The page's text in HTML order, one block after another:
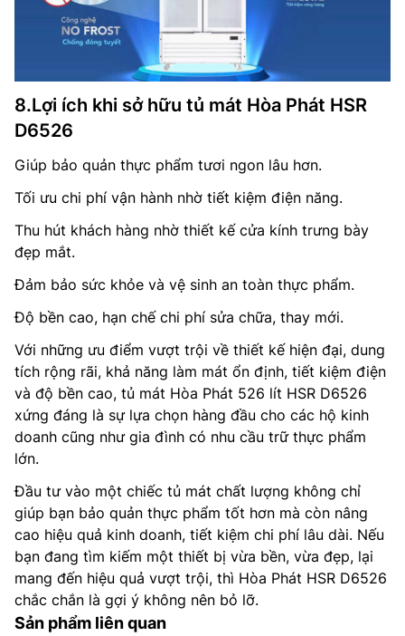
8.Lợi ích khi sở hữu tủ mát Hòa Phát HSR
D6526
Giúp bảo quản thực phẩm tươi ngon lâu hơn.
Tối ưu chi phí vận hành nhờ tiết kiệm điện năng.
Thu hút khách hàng nhờ thiết kế cửa kính trưng bày
đẹp mắt.
Đảm bảo sức khỏe và vệ sinh an toàn thực phẩm.
Độ bền cao, hạn chế chi phí sửa chữa, thay mới.
Với những ưu điểm vượt trội về thiết kế hiện đại, dung
tích rộng rãi, khả năng làm mát ổn định, tiết kiệm điện
và độ bền cao, tủ mát Hòa Phát 526 lít HSR D6526
xứng đáng là sự lựa chọn hàng đầu cho các hộ kinh
doanh cũng như gia đình có nhu cầu trữ thực phẩm
lớn.
Đầu tư vào một chiếc tủ mát chất lượng không chỉ
giúp bạn bảo quản thực phẩm tốt hơn mà còn nâng
cao hiệu quả kinh doanh, tiết kiệm chi phí lâu dài. Nếu
bạn đang tìm kiếm một thiết bị vừa bền, vừa đẹp, lại
mang đến hiệu quả vượt trội, thì Hòa Phát HSR D6526
chắc chắn là gợi ý không nên bỏ lỡ.
Sản phẩm liên quan